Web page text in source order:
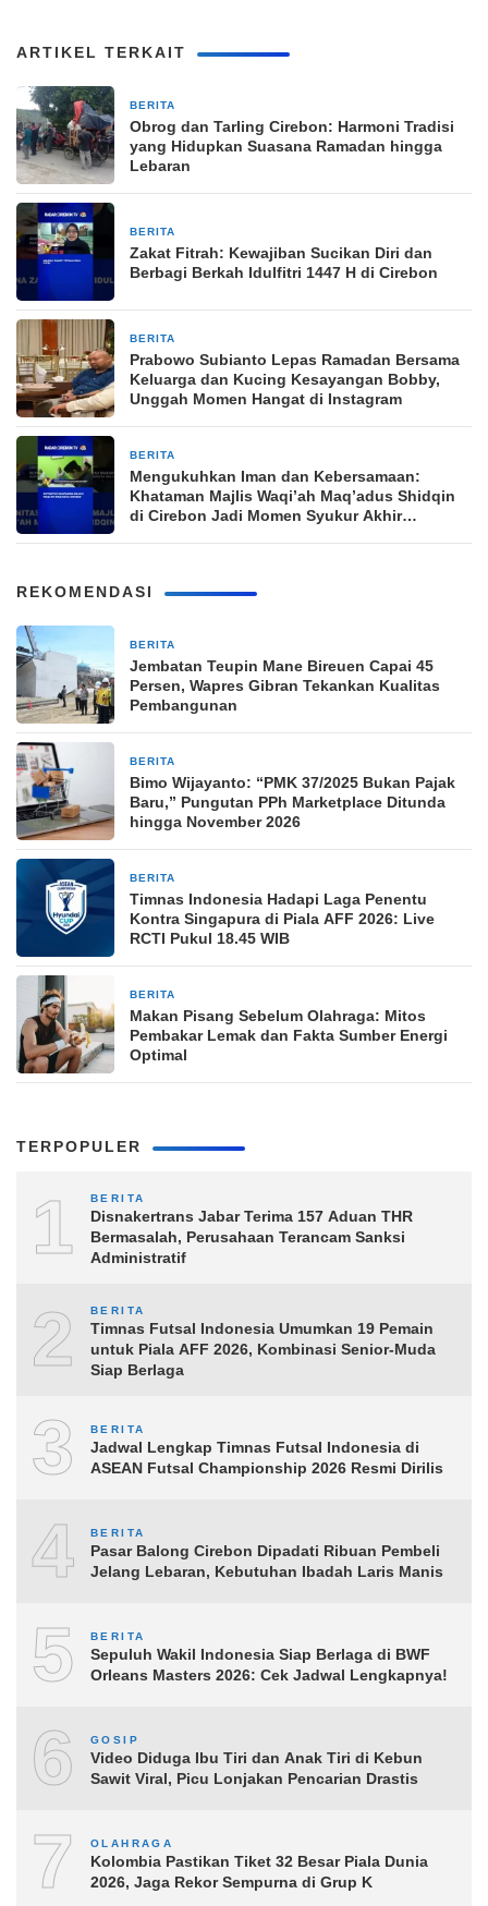
ARTIKEL TERKAIT
BERITA
Obrog dan Tarling Cirebon: Harmoni Tradisi
yang Hidupkan Suasana Ramadan hingga
Lebaran
BERITA
Zakat Fitrah: Kewajiban Sucikan Diri dan
Berbagi Berkah Idulfitri 1447 H di Cirebon
BERITA
Prabowo Subianto Lepas Ramadan Bersama
Keluarga dan Kucing Kesayangan Bobby,
Unggah Momen Hangat di Instagram
BERITA
Mengukuhkan Iman dan Kebersamaan:
Khataman Majlis Waqi’ah Maq’adus Shidqin
di Cirebon Jadi Momen Syukur Akhir
REKOMENDASI
BERITA
Jembatan Teupin Mane Bireuen Capai 45
Persen, Wapres Gibran Tekankan Kualitas
Pembangunan
BERITA
Bimo Wijayanto: “PMK 37/2025 Bukan Pajak
Baru,” Pungutan PPh Marketplace Ditunda
hingga November 2026
BERITA
Timnas Indonesia Hadapi Laga Penentu
Kontra Singapura di Piala AFF 2026: Live
RCTI Pukul 18.45 WIB
BERITA
Makan Pisang Sebelum Olahraga: Mitos
Pembakar Lemak dan Fakta Sumber Energi
Optimal
TERPOPULER
1 BERITA
Disnakertrans Jabar Terima 157 Aduan THR
Bermasalah, Perusahaan Terancam Sanksi
Administratif
2 BERITA
Timnas Futsal Indonesia Umumkan 19 Pemain
untuk Piala AFF 2026, Kombinasi Senior-Muda
Siap Berlaga
3 BERITA
Jadwal Lengkap Timnas Futsal Indonesia di
ASEAN Futsal Championship 2026 Resmi Dirilis
4 BERITA
Pasar Balong Cirebon Dipadati Ribuan Pembeli
Jelang Lebaran, Kebutuhan Ibadah Laris Manis
5 BERITA
Sepuluh Wakil Indonesia Siap Berlaga di BWF
Orleans Masters 2026: Cek Jadwal Lengkapnya!
6 GOSIP
Video Diduga Ibu Tiri dan Anak Tiri di Kebun
Sawit Viral, Picu Lonjakan Pencarian Drastis
7 OLAHRAGA
Kolombia Pastikan Tiket 32 Besar Piala Dunia
2026, Jaga Rekor Sempurna di Grup K